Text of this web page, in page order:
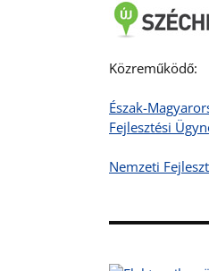
Közreműködő:
Észak-
Fejlesztési
Nemzeti